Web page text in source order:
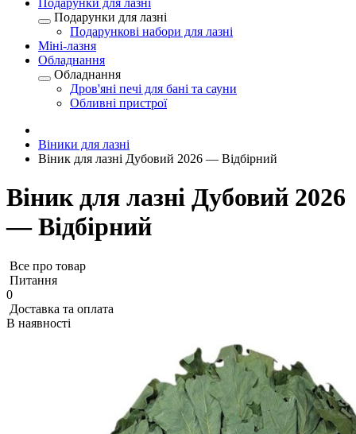
Подарунки для лазні
Подарунки для лазні
Подарункові набори для лазні
Міні-лазня
Обладнання
Обладнання
Дров'яні печі для бані та сауни
Обливні пристрої
Віники для лазні
Віник для лазні Дубовий 2026 — Відбірний
Віник для лазні Дубовий 2026
— Відбірний
Все про товар
Питання
0
Доставка та оплата
В наявності